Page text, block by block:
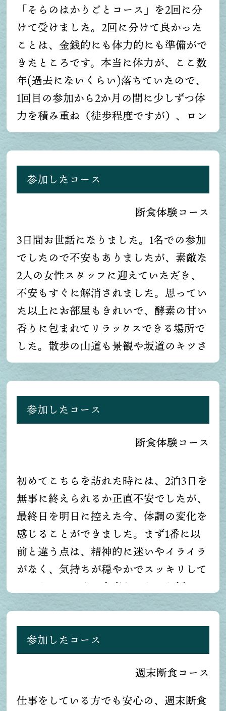
きました。日頃、栄養素や作られ方、内
容物等にほとんど気を使わず、「中毒」
のせいで食べたくなるものを「食べたい
もの」だと判断して甘やかして生きてい
たので、その習慣を見直すきっかけにな
ってよかったです。完全に玄米菜食にな
ろう、という決意までは至ってないです
が、選べるタイミングでは自分の合った
ものを、余分なものは除いて採っていき
たいなと思いました。新しい価値観に触
れられた、新鮮な3日間でした。ありが
「そらのはかりごとコース」を2回に分
けて受けました。2回に分けて良かった
ことは、金銭的にも体力的にも準備がで
きたところです。本当に体力が、ここ数
年(過去にないくらい)落ちていたので、
1回目の参加から2か月の間に少しずつ体
力を積み重ね（徒歩程度ですが）、ロン
グウォーキングに何とか挑戦でき、自分
なりの目標を達成することができまし
た。本当に先生のきめ細かい指導には感
謝しております。特に排毒時期は、感情
も激しく、食べ物との関係があるとは思
っていなかったです。又、「そらのはか
りごとコース」では、運動することや周
りの皆さんの助け(＝愛情)で体温まで上
がり、感謝するばかりです。みんなと一
緒という団体行動を不得意としていた私
ですが、そんなことまで気づかせていた
だきました。講義はすごく白熱してお
り、先生の気持ち(ハート)が伝わってく
る内容となっており、食で「人生好転」
まではかれるとは想定外でした。血をき
れいにするということが、どれだけ素晴
らしいことかを知り、今後これからがワ
クワクしてきました！本当に有難かった
です。これからも教えていただいたこと
ーに生きていこうと思います。スタッフ
の皆様、ありがとうございました。
参加したコース
断食体験コース
3日間お世話になりました。1名での参加
でしたので不安もありましたが、素敵な
2人の女性スタッフに迎えていただき、
不安もすぐに解消されました。思ってい
た以上にお部屋もきれいで、酵素の甘い
香りに包まれてリラックスできる場所で
した。散歩の山道も景観や坂道のキツさ
が丁度よく、50歳の自分でもついていけ
るレベルの運動量でした。帰ってきてか
らの自力整体の体操で、足や体全体の筋
肉がほぐされるので、普段のような疲れ
やだるさはなく、次の日の体が軽い気が
しました。半断食でしたので、玄米やぬ
ませんでした。やる前は怖くてドキドキ
だった洗腸も、やってみれば案外簡単
で、以前「腸が長いんじゃないか？」な
どと言われていた意味もようやく実感で
き、とても良い経験でした。帰宅後もや
ってみようと思います。また週末断食で
リピートさせていただきます。よろしく
お願いいたします。お世話になりまし
た。ありがとうございました。
参加したコース
断食体験コース
初めてこちらを訪れた時には、2泊3日を
無事に終えられるか正直不安でしたが、
最終日を明日に控えた今、体調の変化を
感じることができました。まず1番に以
前と違う点は、精神的に迷いやイライラ
がなく、気持ちが穏やかでスッキリして
いるところです。食事もほとんど摂って
いないのに(以前の量に比べれば)空腹感
いです。あと、視界もクリアで目の疲れ
もなく、これも嬉しい限りです。私は普
段から、玄米を食事に取り入れています
が、圧力鍋で炊いたこちらの玄米は、も
参加したコース
週末断食コース
仕事をしている方でも安心の、週末断食